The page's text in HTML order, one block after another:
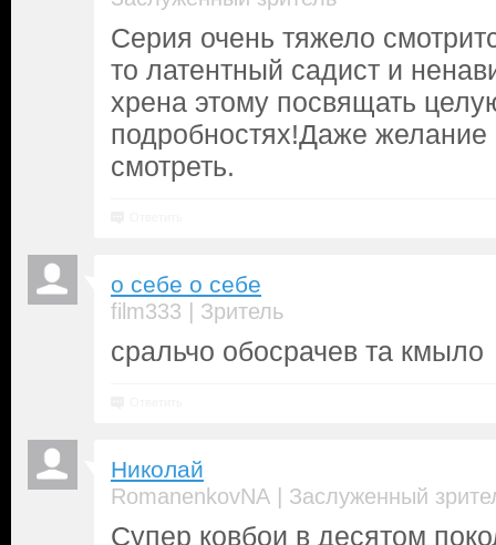
Серия очень тяжело
то латентный садист и
хрена этому посвящать
подробностях!Даже
смотреть.
о себе о себе
film333 | Зритель
сральчо обосрачев та кмыло
Николай
RomanenkovNA | Заслуженный
Супер ковбои в десятом